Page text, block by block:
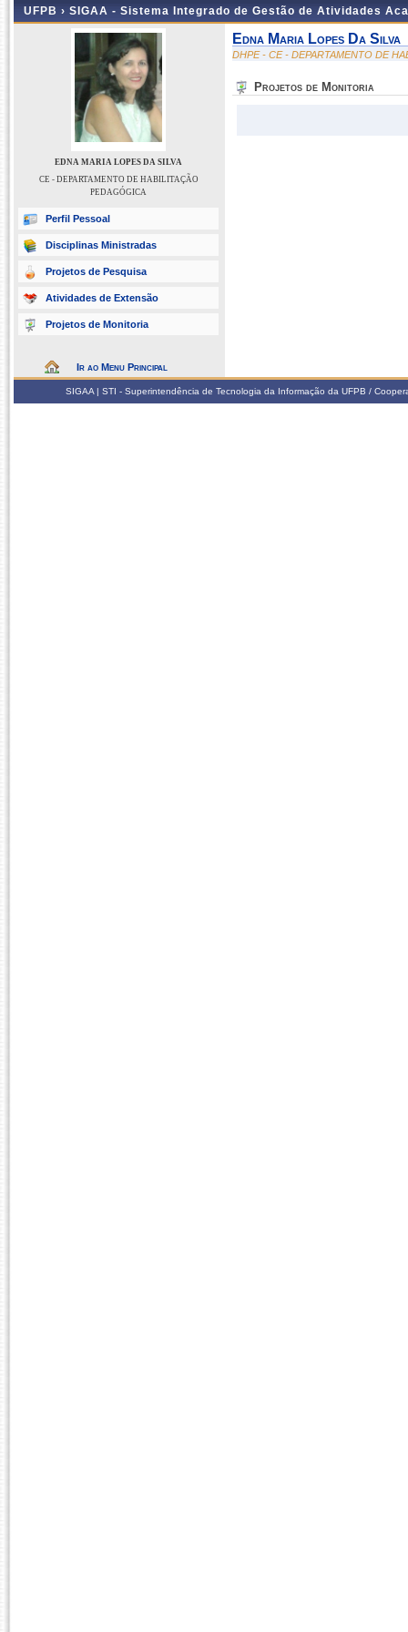
UFPB › SIGAA - Sistema Integrado de Gestão de Atividades
EDNA MARIA LOPES DA SILVA
CE - DEPARTAMENTO DE HABILITAÇÃO
PEDAGÓGICA
Perfil Pessoal
Disciplinas Ministradas
Projetos de Pesquisa
Atividades de Extensão
Projetos de Monitoria
Ir ao Menu Principal
Edna Maria Lopes Da Silva
DHPE - CE - DEPARTAMENTO DE
Projetos de Monitoria
SIGAA | STI - Superintendência de Tecnologia da Informação da UFPB /